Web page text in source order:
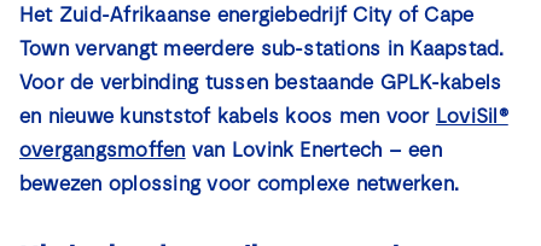
Nieuws
Het Zuid-Afrikaanse energiebedrijf City of Cape
Town vervangt meerdere sub-stations in Kaapstad.
Voor de verbinding tussen bestaande GPLK-kabels
en nieuwe kunststof kabels koos men voor LoviSil®
overgangsmoffen van Lovink Enertech – een
bewezen oplossing voor complexe netwerken.